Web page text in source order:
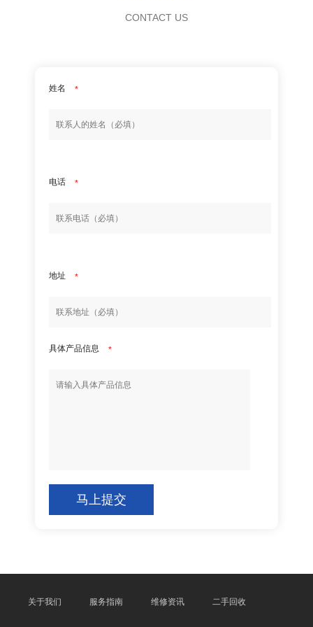
CONTACT US
姓名 *
电话 *
地址 *
具体产品信息 *
马上提交
关于我们 服务指南 维修资讯 二手回收